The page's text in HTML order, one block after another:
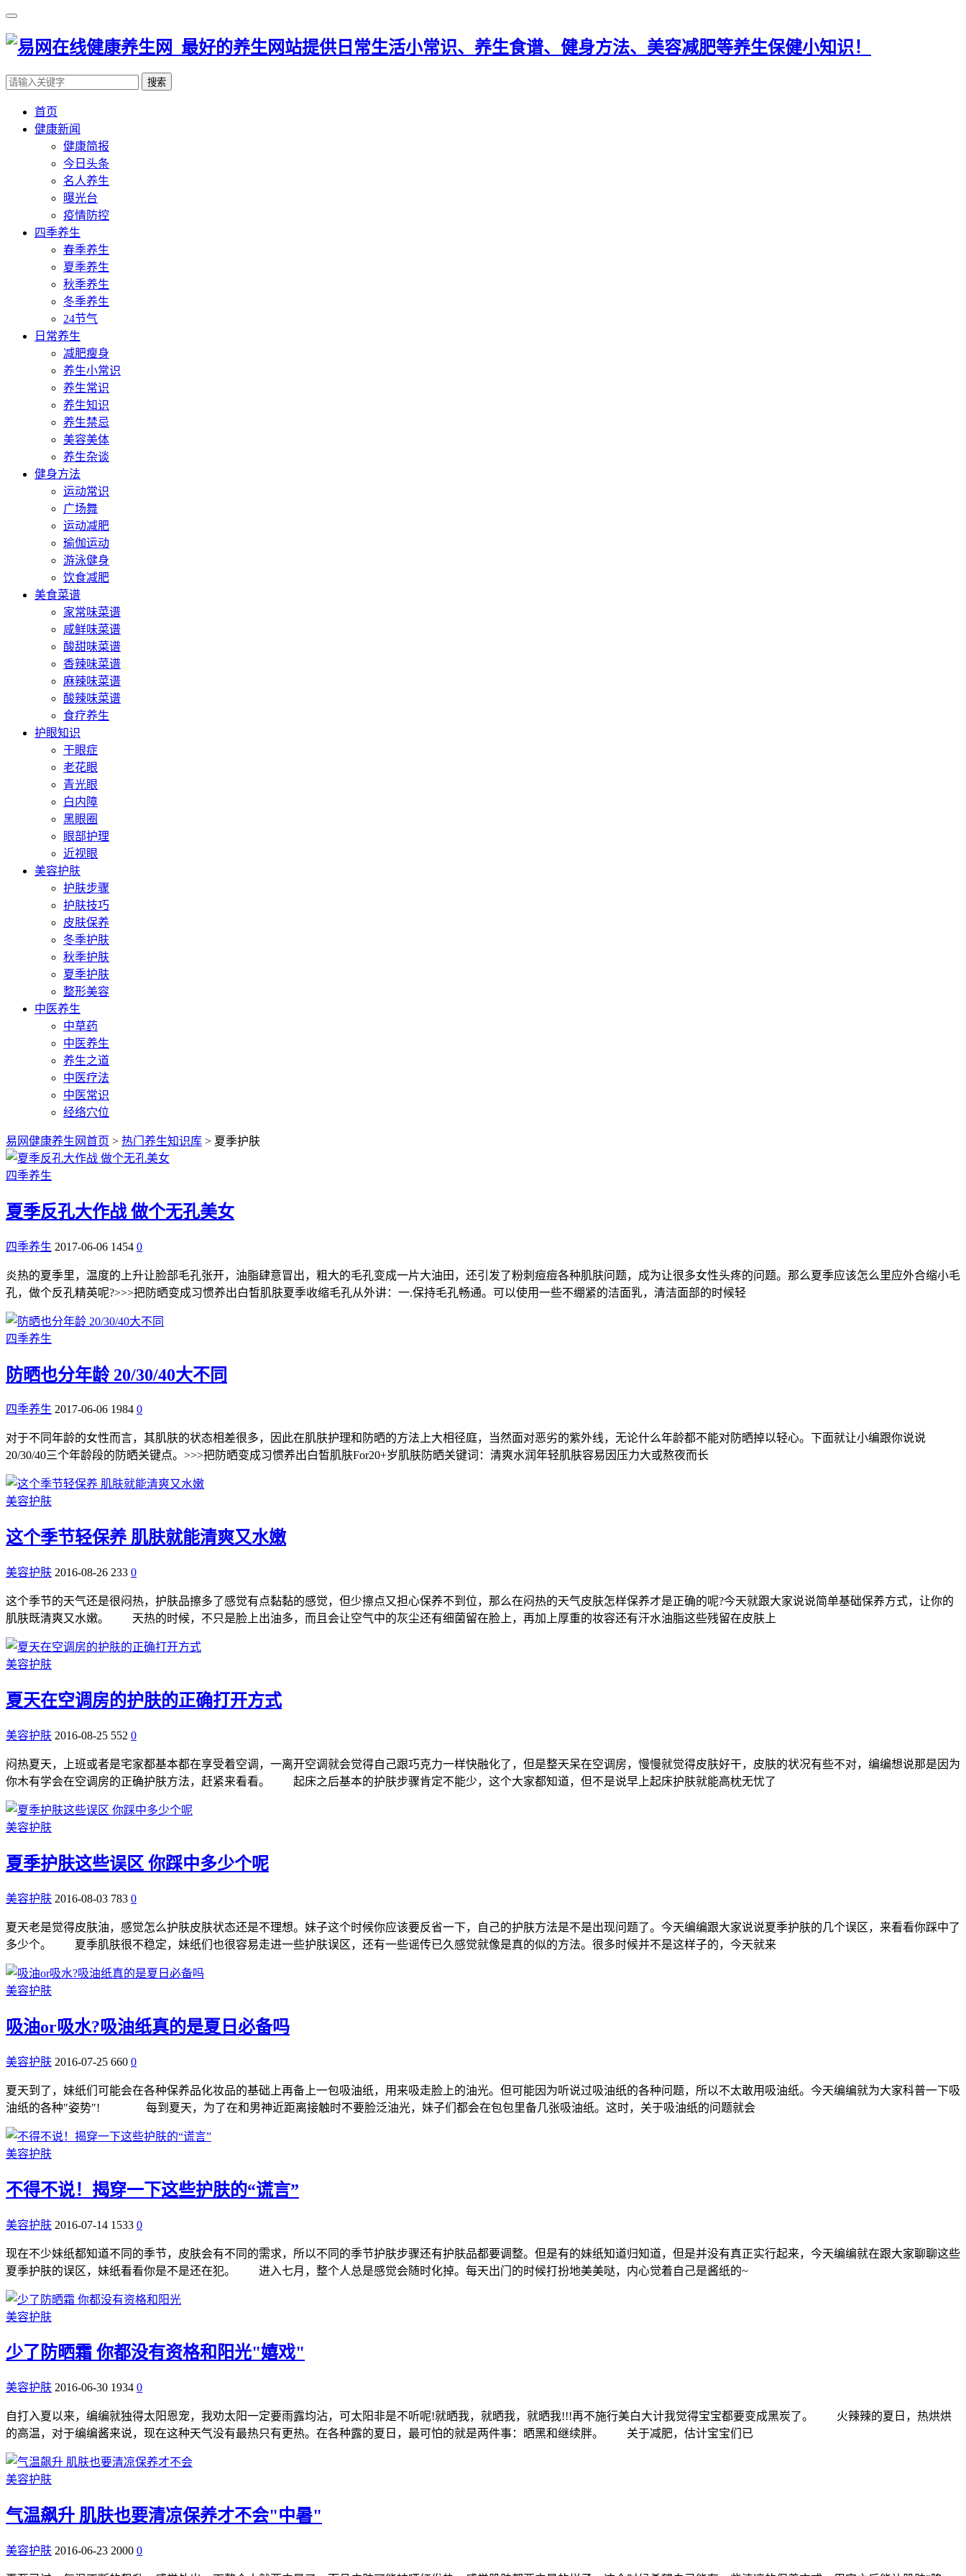
搜索
首页
健康新闻
健康简报
今日头条
名人养生
曝光台
疫情防控
四季养生
春季养生
夏季养生
秋季养生
冬季养生
24节气
日常养生
减肥瘦身
养生小常识
养生常识
养生知识
养生禁忌
美容美体
养生杂谈
健身方法
运动常识
广场舞
运动减肥
瑜伽运动
游泳健身
饮食减肥
美食菜谱
家常味菜谱
咸鲜味菜谱
酸甜味菜谱
香辣味菜谱
麻辣味菜谱
酸辣味菜谱
食疗养生
护眼知识
干眼症
老花眼
青光眼
白内障
黑眼圈
眼部护理
近视眼
美容护肤
护肤步骤
护肤技巧
皮肤保养
冬季护肤
秋季护肤
夏季护肤
整形美容
中医养生
中草药
中医养生
养生之道
中医疗法
中医常识
经络穴位
易网健康养生网首页 > 热门养生知识库 > 夏季护肤
四季养生
夏季反孔大作战 做个无孔美女
四季养生 2017-06-06 1454 0
炎热的夏季里，温度的上升让脸部毛孔张开，油脂肆意冒出，粗大的毛孔变成一片大油田，还引发了粉刺痘痘各种肌肤问题，成为让很多女性头疼的问题。那么夏季应该怎么里应外合缩小毛
孔，做个反孔精英呢?>>>把防晒变成习惯养出白皙肌肤夏季收缩毛孔从外讲：一.保持毛孔畅通。可以使用一些不绷紧的洁面乳，清洁面部的时候轻
四季养生
防晒也分年龄 20/30/40大不同
四季养生 2017-06-06 1984 0
对于不同年龄的女性而言，其肌肤的状态相差很多，因此在肌肤护理和防晒的方法上大相径庭，当然面对恶劣的紫外线，无论什么年龄都不能对防晒掉以轻心。下面就让小编跟你说说
20/30/40三个年龄段的防晒关键点。>>>把防晒变成习惯养出白皙肌肤For20+岁肌肤防晒关键词：清爽水润年轻肌肤容易因压力大或熬夜而长
美容护肤
这个季节轻保养 肌肤就能清爽又水嫩
美容护肤 2016-08-26 233 0
这个季节的天气还是很闷热，护肤品擦多了感觉有点黏黏的感觉，但少擦点又担心保养不到位，那么在闷热的天气皮肤怎样保养才是正确的呢?今天就跟大家说说简单基础保养方式，让你的
肌肤既清爽又水嫩。 天热的时候，不只是脸上出油多，而且会让空气中的灰尘还有细菌留在脸上，再加上厚重的妆容还有汗水油脂这些残留在皮肤上
美容护肤
夏天在空调房的护肤的正确打开方式
美容护肤 2016-08-25 552 0
闷热夏天，上班或者是宅家都基本都在享受着空调，一离开空调就会觉得自己跟巧克力一样快融化了，但是整天呆在空调房，慢慢就觉得皮肤好干，皮肤的状况有些不对，编编想说那是因为
你木有学会在空调房的正确护肤方法，赶紧来看看。 起床之后基本的护肤步骤肯定不能少，这个大家都知道，但不是说早上起床护肤就能高枕无忧了
美容护肤
夏季护肤这些误区 你踩中多少个呢
美容护肤 2016-08-03 783 0
夏天老是觉得皮肤油，感觉怎么护肤皮肤状态还是不理想。妹子这个时候你应该要反省一下，自己的护肤方法是不是出现问题了。今天编编跟大家说说夏季护肤的几个误区，来看看你踩中了
多少个。 夏季肌肤很不稳定，妹纸们也很容易走进一些护肤误区，还有一些谣传已久感觉就像是真的似的方法。很多时候并不是这样子的，今天就来
美容护肤
吸油or吸水?吸油纸真的是夏日必备吗
美容护肤 2016-07-25 660 0
夏天到了，妹纸们可能会在各种保养品化妆品的基础上再备上一包吸油纸，用来吸走脸上的油光。但可能因为听说过吸油纸的各种问题，所以不太敢用吸油纸。今天编编就为大家科普一下吸
油纸的各种"姿势"! 每到夏天，为了在和男神近距离接触时不要脸泛油光，妹子们都会在包包里备几张吸油纸。这时，关于吸油纸的问题就会
美容护肤
不得不说！揭穿一下这些护肤的“谎言”
美容护肤 2016-07-14 1533 0
现在不少妹纸都知道不同的季节，皮肤会有不同的需求，所以不同的季节护肤步骤还有护肤品都要调整。但是有的妹纸知道归知道，但是并没有真正实行起来，今天编编就在跟大家聊聊这些
夏季护肤的误区，妹纸看看你是不是还在犯。 进入七月，整个人总是感觉会随时化掉。每天出门的时候打扮地美美哒，内心觉着自己是酱纸的~
美容护肤
少了防晒霜 你都没有资格和阳光"嬉戏"
美容护肤 2016-06-30 1934 0
自打入夏以来，编编就独得太阳恩宠，我劝太阳一定要雨露均沾，可太阳非是不听呢!就晒我，就晒我，就晒我!!!再不施行美白大计我觉得宝宝都要变成黑炭了。 火辣辣的夏日，热烘烘
的高温，对于编编酱来说，现在这种天气没有最热只有更热。在各种露的夏日，最可怕的就是两件事：晒黑和继续胖。 关于减肥，估计宝宝们已
美容护肤
气温飙升 肌肤也要清凉保养才不会"中暑"
美容护肤 2016-06-23 2000 0